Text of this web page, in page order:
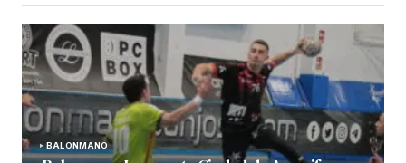
BALONMANO